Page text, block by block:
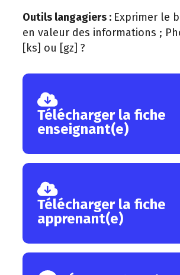
Outils langagiers : Exprimer le
en valeur des informations ;
[ks] ou [gz] ?
Télécharger la fiche
enseignant(e)
Télécharger la fiche
apprenant(e)